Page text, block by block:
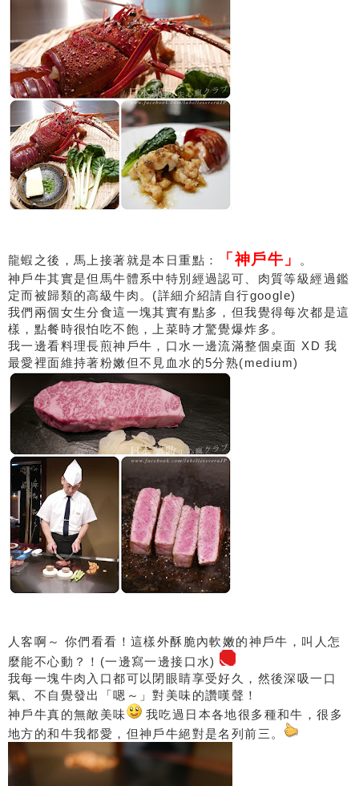
龍蝦之後，馬上接著就是本日重點： 「神戶牛」
。
神戶牛其實是但馬牛體系中特別經過認可、肉質等級經過鑑
定而被歸類的高級牛肉。(詳細介紹請自行google)
我們兩個女生分食這一塊其實有點多，但我覺得每次都是這
樣，點餐時很怕吃不飽，上菜時才驚覺爆炸多。
我一邊看料理長煎神戶牛，口水一邊流滿整個桌面 XD 我
最愛裡面維持著粉嫩但不見血水的5分熟(medium)
人客啊～ 你們看看！這樣外酥脆內軟嫩的神戶牛，叫人怎
麼能不心動？！(一邊寫一邊接口水)
我每一塊牛肉入口都可以閉眼睛享受好久，然後深吸一口
氣、不自覺發出「嗯～」對美味的讚嘆聲！
神戶牛真的無敵美味
我吃過日本各地很多種和牛，很多
地方的和牛我都愛，但神戶牛絕對是名列前三。